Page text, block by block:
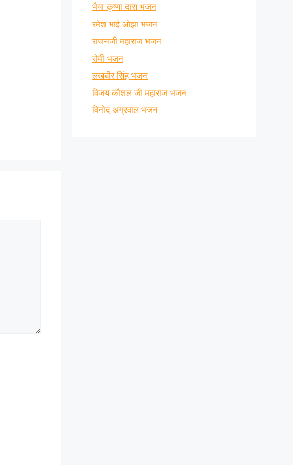
भैया कृष्णा दास भजन
रमेश भाई ओझा भजन
राजनजी महाराज भजन
रोमी भजन
लखबीर सिंह भजन
विजय कौशल जी महाराज भजन
विनोद अग्रवाल भजन